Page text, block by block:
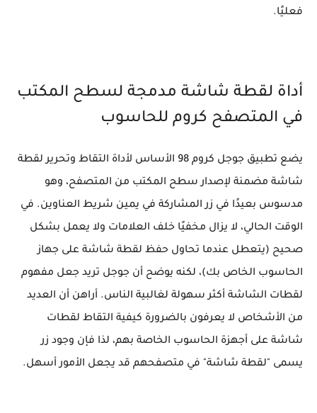
فعليًا.
أداة لقطة شاشة مدمجة لسطح المكتب
في المتصفح كروم للحاسوب
يضع تطبيق جوجل كروم 98 الأساس لأداة التقاط وتحرير لقطة
شاشة مضمنة لإصدار سطح المكتب من المتصفح، وهو
مدسوس بعيدًا في زر المشاركة في يمين شريط العناوين. في
الوقت الحالي، لا يزال مخفيًا خلف العلامات ولا يعمل بشكل
صحيح (يتعطل عندما تحاول حفظ لقطة شاشة على جهاز
الحاسوب الخاص بك)، لكنه يوضح أن جوجل تريد جعل مفهوم
لقطات الشاشة أكثر سهولة لغالبية الناس. أراهن أن العديد
من الأشخاص لا يعرفون بالضرورة كيفية التقاط لقطات
شاشة على أجهزة الحاسوب الخاصة بهم، لذا فإن وجود زر
يسمى "لقطة شاشة" في متصفحهم قد يجعل الأمور أسهل.